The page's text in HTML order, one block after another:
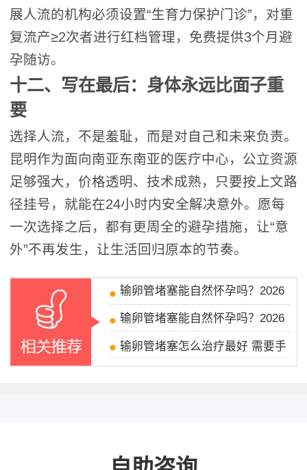
展人流的机构必须设置“生育力保护门诊”，对重
复流产≥2次者进行红档管理，免费提供3个月避
孕随访。
十二、写在最后：身体永远比面子重
要
选择人流，不是羞耻，而是对自己和未来负责。
昆明作为面向南亚东南亚的医疗中心，公立资源
足够强大，价格透明、技术成熟，只要按上文路
径挂号，就能在24小时内安全解决意外。愿每
一次选择之后，都有更周全的避孕措施，让“意
外”不再发生，让生活回归原本的节奏。
输卵管堵塞能自然怀孕吗？2026
输卵管堵塞能自然怀孕吗？2026
输卵管堵塞怎么治疗最好 需要手